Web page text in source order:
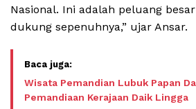
Nasional. Ini adalah peluang
dukung sepenuhnya,” ujar Ansar.
Wisata Pemandian Lubuk Papan
Pemandiaan Kerajaan Daik Lingga